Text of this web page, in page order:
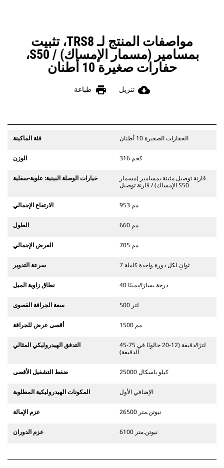
مواصفات المنتج لـ TRS8، تثبيت
بمسامير (مسمار الإمساك) / S50،
حفارات صغيرة 10 أطنان
cloud_download تنزيل print طباعة
فئة الماكينة الحفارات الصغيرة 10 أطنان
الوزن 316 كجم
خيارات الوصلة البينية: علوية-سفلية
قارنة توصيل مثبتة بمسامير (مسمار
الإمساك) / قارنة توصيل S50
الارتفاع الإجمالي 953 مم
الطول 660 مم
العرض الإجمالي 705 مم
سرعة التدوير 7 ثوانٍ لكل دورة واحدة كاملة
نطاق زاوية الميل 40 درجة يسارًا/يمينًا
سعة الجرافة القصوى 500 لتر
أقصى عرض للجرافة 1500 مم
التدفق الهيدروليكي المثالي
45-75 لترًا/دقيقة (12-20 جالونًا في
الدقيقة)
ضغط التشغيل الأقصى 25000 كيلو باسكال
المكونات الهيدروليكية المطلوبة الإضافي الأول
عزم الإمالة 26500 نيوتن.متر
عزم الدوران 6100 نيوتن.متر